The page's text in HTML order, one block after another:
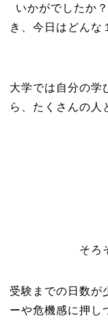
いかがでしたか
き、今日はどんな
大学では自分の学
ら、たくさんの人
そろ
受験までの日数が
ーや危機感に押し